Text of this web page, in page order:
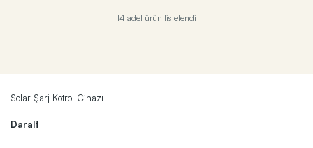
14 adet ürün listelendi
Solar Şarj Kotrol Cihazı
Daralt